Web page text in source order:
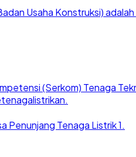
Usaha Konstruksi)
(Serkom) Tenaga
Penunjang Tenaga Listrik 1.